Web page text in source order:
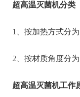
超高温灭菌机分类
1、按加热方式分为
2、按材质角度分为
超高温灭菌机工作